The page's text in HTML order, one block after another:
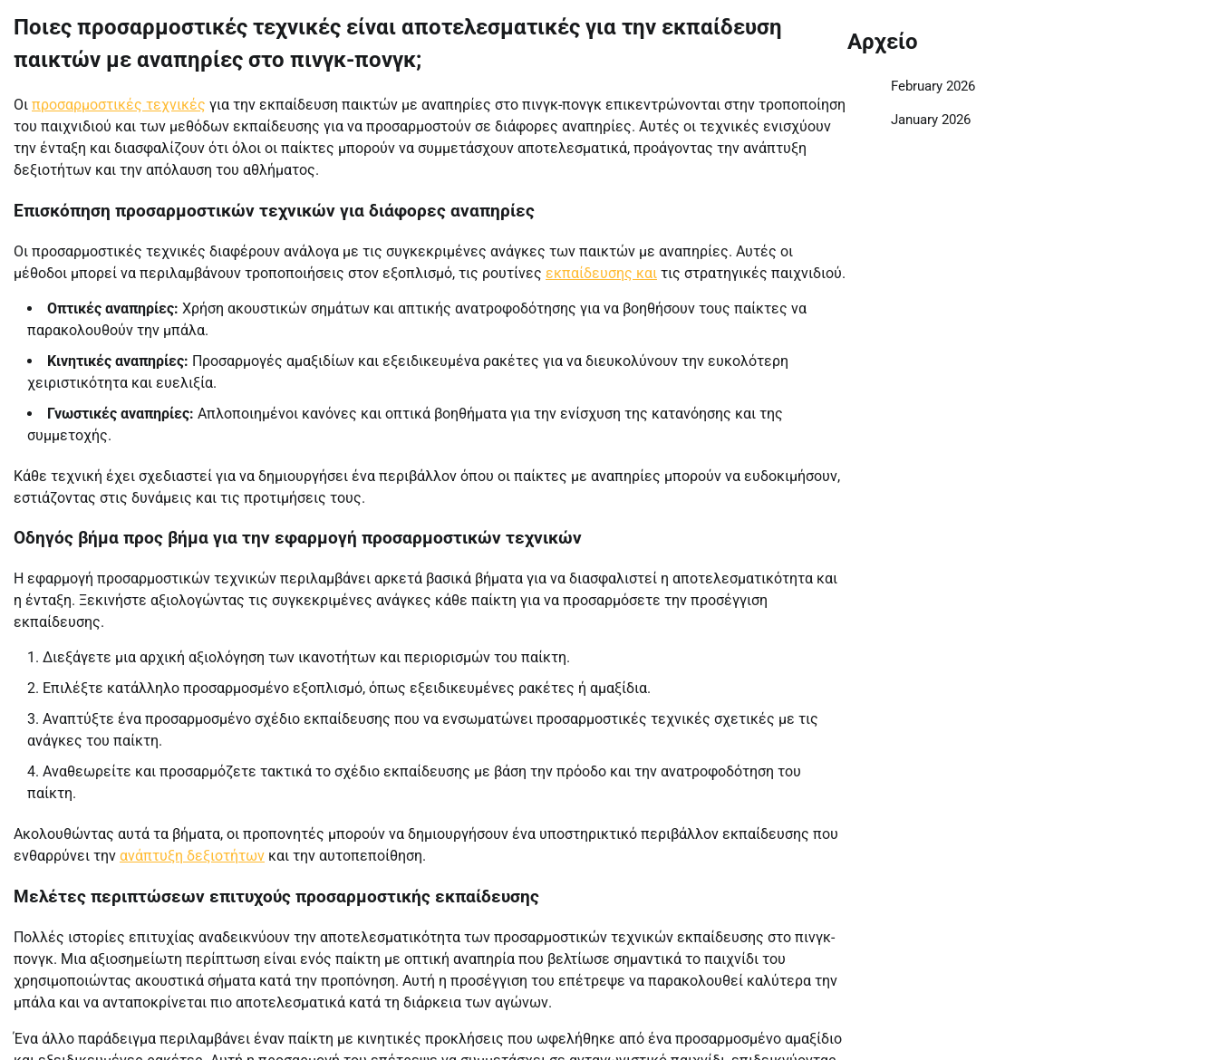
Ποιες προσαρμοστικές τεχνικές είναι αποτελεσματικές για την εκπαίδευση
παικτών με αναπηρίες στο πινγκ-πονγκ;
Οι προσαρμοστικές τεχνικές για την εκπαίδευση παικτών με αναπηρίες στο πινγκ-πονγκ επικεντρώνονται στην τροποποίηση
του παιχνιδιού και των μεθόδων εκπαίδευσης για να προσαρμοστούν σε διάφορες αναπηρίες. Αυτές οι τεχνικές ενισχύουν
την ένταξη και διασφαλίζουν ότι όλοι οι παίκτες μπορούν να συμμετάσχουν αποτελεσματικά, προάγοντας την ανάπτυξη
δεξιοτήτων και την απόλαυση του αθλήματος.
Επισκόπηση προσαρμοστικών τεχνικών για διάφορες αναπηρίες
Οι προσαρμοστικές τεχνικές διαφέρουν ανάλογα με τις συγκεκριμένες ανάγκες των παικτών με αναπηρίες. Αυτές οι
μέθοδοι μπορεί να περιλαμβάνουν τροποποιήσεις στον εξοπλισμό, τις ρουτίνες εκπαίδευσης και τις στρατηγικές παιχνιδιού.
Οπτικές αναπηρίες: Χρήση ακουστικών σημάτων και απτικής ανατροφοδότησης για να βοηθήσουν τους παίκτες να
παρακολουθούν την μπάλα.
Κινητικές αναπηρίες: Προσαρμογές αμαξιδίων και εξειδικευμένα ρακέτες για να διευκολύνουν την ευκολότερη
χειριστικότητα και ευελιξία.
Γνωστικές αναπηρίες: Απλοποιημένοι κανόνες και οπτικά βοηθήματα για την ενίσχυση της κατανόησης και της
συμμετοχής.
Κάθε τεχνική έχει σχεδιαστεί για να δημιουργήσει ένα περιβάλλον όπου οι παίκτες με αναπηρίες μπορούν να ευδοκιμήσουν,
εστιάζοντας στις δυνάμεις και τις προτιμήσεις τους.
Οδηγός βήμα προς βήμα για την εφαρμογή προσαρμοστικών τεχνικών
Η εφαρμογή προσαρμοστικών τεχνικών περιλαμβάνει αρκετά βασικά βήματα για να διασφαλιστεί η αποτελεσματικότητα και
η ένταξη. Ξεκινήστε αξιολογώντας τις συγκεκριμένες ανάγκες κάθε παίκτη για να προσαρμόσετε την προσέγγιση
εκπαίδευσης.
Διεξάγετε μια αρχική αξιολόγηση των ικανοτήτων και περιορισμών του παίκτη.
Επιλέξτε κατάλληλο προσαρμοσμένο εξοπλισμό, όπως εξειδικευμένες ρακέτες ή αμαξίδια.
Αναπτύξτε ένα προσαρμοσμένο σχέδιο εκπαίδευσης που να ενσωματώνει προσαρμοστικές τεχνικές σχετικές με τις
ανάγκες του παίκτη.
Αναθεωρείτε και προσαρμόζετε τακτικά το σχέδιο εκπαίδευσης με βάση την πρόοδο και την ανατροφοδότηση του
παίκτη.
Ακολουθώντας αυτά τα βήματα, οι προπονητές μπορούν να δημιουργήσουν ένα υποστηρικτικό περιβάλλον εκπαίδευσης που
ενθαρρύνει την ανάπτυξη δεξιοτήτων και την αυτοπεποίθηση.
Μελέτες περιπτώσεων επιτυχούς προσαρμοστικής εκπαίδευσης
Πολλές ιστορίες επιτυχίας αναδεικνύουν την αποτελεσματικότητα των προσαρμοστικών τεχνικών εκπαίδευσης στο πινγκ-
πονγκ. Μια αξιοσημείωτη περίπτωση είναι ενός παίκτη με οπτική αναπηρία που βελτίωσε σημαντικά το παιχνίδι του
χρησιμοποιώντας ακουστικά σήματα κατά την προπόνηση. Αυτή η προσέγγιση του επέτρεψε να παρακολουθεί καλύτερα την
μπάλα και να ανταποκρίνεται πιο αποτελεσματικά κατά τη διάρκεια των αγώνων.
Ένα άλλο παράδειγμα περιλαμβάνει έναν παίκτη με κινητικές προκλήσεις που ωφελήθηκε από ένα προσαρμοσμένο αμαξίδιο
Αρχείο
February 2026
January 2026